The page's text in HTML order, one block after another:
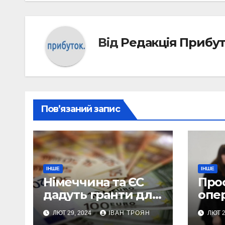
Від Редакція
Пов’язаний запис
ІНШЕ
Німеччина та ЄС
дадуть гранти для
100 українських
підприємств
ЛЮТ 29, 2024 ІВАН ТРОЯН
ІНШЕ
уже
ЛЮТ